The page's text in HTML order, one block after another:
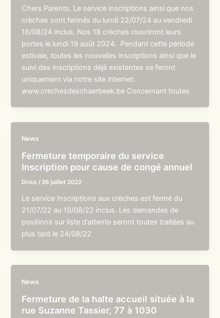
Chers Parents, Le service inscriptions ainsi que nos
crèches sont fermés du lundi 22/07/24 au vendredi
16/08/24 inclus. Nos 18 crèches rouvriront leurs
portes le lundi 19 août 2024. Pendant cette période
estivale, toutes les nouvelles inscriptions ainsi que le
suivi des inscriptions déjà existantes se feront
uniquement via notre site internet:
www.crechesdeschaerbeek.be Concernant toutes
News
Fermeture temporaire du service
Inscription pour cause de congé annuel
Driss / 26 juillet 2022
Le service Inscriptions aux crèches est fermé du
21/07/22 au 19/08/22 inclus. Les demandes de
positions sur liste d’attente seront toutes traitées au
plus tard le 24/08/22
News
Fermeture de la halte accueil située à la
rue Suzanne Tassier, 77 à 1030